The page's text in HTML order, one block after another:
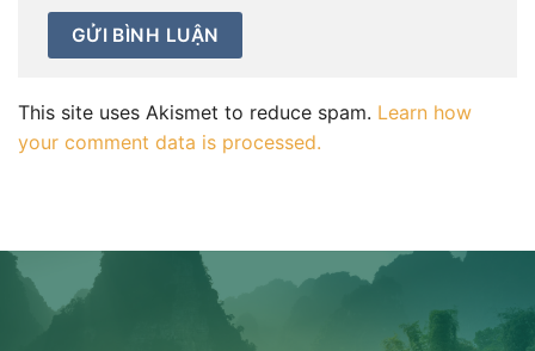
This site uses Akismet to reduce spam. Learn how
your comment data is processed.